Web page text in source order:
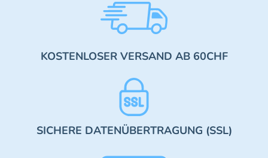
KOSTENLOSER VERSAND AB 60CHF
SICHERE DATENÜBERTRAGUNG (SSL)